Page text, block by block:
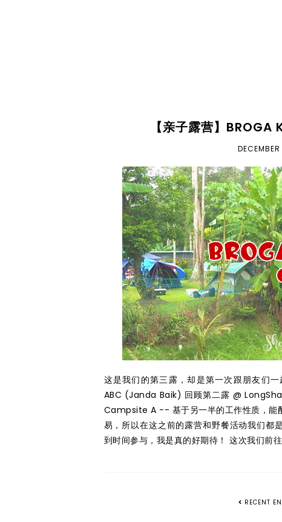
【亲子露营】BROGA
这是我们的第三露，却是第一次跟朋友们
ABC (Janda Baik) 回顾第二露 @
Campsite A -- 基于另一半的工作性质，能
易，所以在这之前的露营和野餐活动我们都
到时间参与，我是真的好期待！ 这次我们前
RECENT